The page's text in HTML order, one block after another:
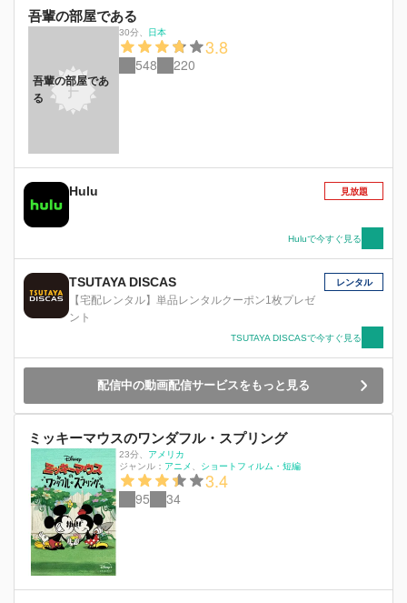
吾輩の部屋である
吾輩の部屋であ
る
30分 日本
3.8
548 220
Hulu 見放題
Huluで今すぐ見る
TSUTAYA DISCAS
【宅配レンタル】単品レンタルクーポン1枚プレゼ
ント
レンタル
TSUTAYA DISCASで今すぐ見る
配信中の動画配信サービスをもっと見る
ミッキーマウスのワンダフル・スプリング
23分
アメリカ
ジャンル： アニメ ショートフィルム・短編
3.4
95 34